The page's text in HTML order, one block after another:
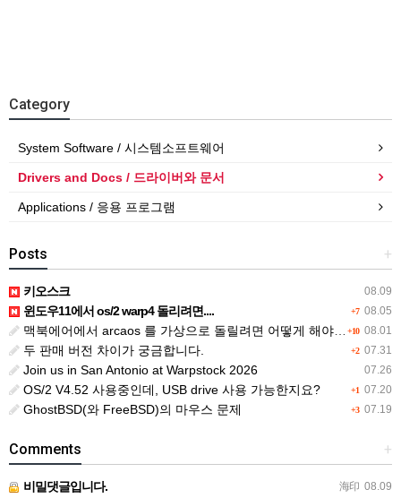
Category
System Software / 시스템소프트웨어
Drivers and Docs / 드라이버와 문서
Applications / 응용 프로그램
+
Posts
08.09
키오스크
+7 08.05
윈도우11에서 os/2 warp4 돌리려면....
+10 08.01
맥북에어에서 arcaos 를 가상으로 돌릴려면 어떻게 해야 하는 지요?
+2 07.31
두 판매 버전 차이가 궁금합니다.
07.26
Join us in San Antonio at Warpstock 2026
+1 07.20
OS/2 V4.52 사용중인데, USB drive 사용 가능한지요?
+3 07.19
GhostBSD(와 FreeBSD)의 마우스 문제
+
Comments
海印 08.09
비밀댓글입니다.